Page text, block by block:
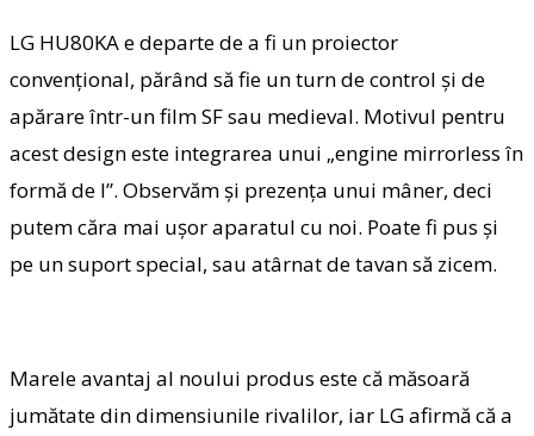
LG HU80KA e departe de a fi un proiector
convenţional, părând să fie un turn de control şi de
apărare într-un film SF sau medieval. Motivul pentru
acest design este integrarea unui „engine mirrorless în
formă de I”. Observăm şi prezenţa unui mâner, deci
putem căra mai uşor aparatul cu noi. Poate fi pus şi
pe un suport special, sau atârnat de tavan să zicem.
Marele avantaj al noului produs este că măsoară
jumătate din dimensiunile rivalilor, iar LG afirmă că a